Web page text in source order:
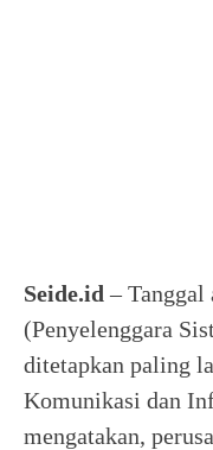
Seide.id – Tanggal
(Penyelenggara
ditetapkan paling
Komunikasi dan
mengatakan,